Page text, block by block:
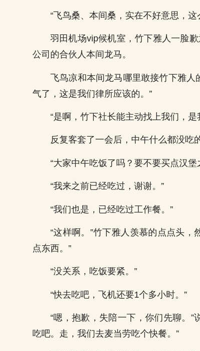
“飞鸟桑、本间桑，实在不好意思，
羽田机场vip候机室，竹下雅人一脸
公司的合伙人本间龙马。
飞鸟凉和本间龙马哪里敢接竹下雅人
气了，这是我们律所应该的。”
“是啊，竹下社长能主动找上我们，
反复客套了一会后，中午什么都没吃
“大家中午吃饭了吗？要不要买点汉
“我来之前已经吃过，谢谢。”
“我们也是，已经吃过工作餐。”
“这样啊。”竹下雅人羡慕的点点头
点东西。”
“没关系，吃饭要紧。”
“快去吃吧，飞机还要1个多小时。”
“嗯，抱歉，失陪一下，你们先聊。
吃吧。走，我们去麦当劳吃个快餐。”